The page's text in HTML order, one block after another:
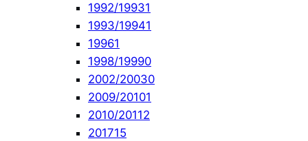
1992/19931
1993/19941
19961
1998/19990
2002/20030
2009/20101
2010/20112
201715